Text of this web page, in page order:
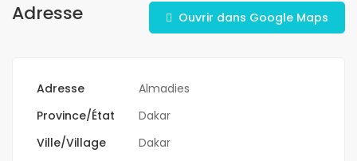
Adresse Ouvrir dans Google Maps
Adresse
Almadies
Province/État
Dakar
Ville/Village
Dakar